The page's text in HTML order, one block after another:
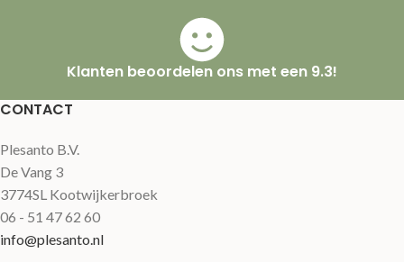
Klanten beoordelen ons met een 9.3!
CONTACT
Plesanto B.V.
De Vang 3
3774SL Kootwijkerbroek
06 - 51 47 62 60
info@plesanto.nl